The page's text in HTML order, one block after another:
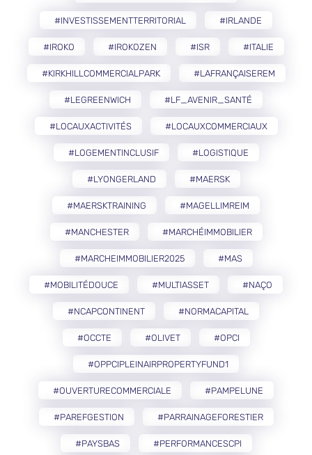
#INVESTISSEMENTTERRITORIAL #IRLANDE
#IROKO #IROKOZEN #ISR #ITALIE
#KIRKHILLCOMMERCIALPARK #LAFRANÇAISEREM
#LEGREENWICH #LF_AVENIR_SANTÉ
#LOCAUXACTIVITÉS #LOCAUXCOMMERCIAUX
#LOGEMENTINCLUSIF #LOGISTIQUE
#LYONGERLAND #MAERSK
#MAERSKTRAINING #MAGELLIMREIM
#MANCHESTER #MARCHÉIMMOBILIER
#MARCHEIMMOBILIER2025 #MAS
#MOBILITÉDOUCE #MULTIASSET #NAÇO
#NCAPCONTINENT #NORMACAPITAL
#OCCTE #OLIVET #OPCI
#OPPCIPLEINAIRPROPERTYFUND1
#OUVERTURECOMMERCIALE #PAMPELUNE
#PAREFGESTION #PARRAINAGEFORESTIER
#PAYSBAS #PERFORMANCESCPI